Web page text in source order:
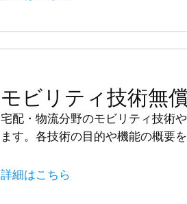
モビリティ技術無
宅配・物流分野のモビリティ技術
ます。各技術の目的や機能の概要
詳細はこちら